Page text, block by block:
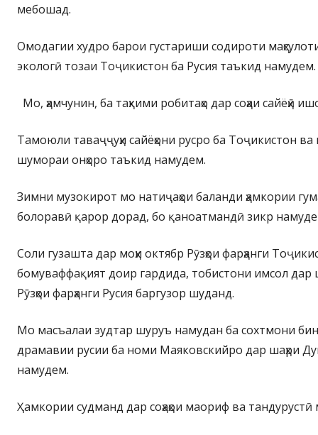
мебошад.
Омодагии худро барои густариши содироти
экологӣ тозаи Тоҷикистон ба Русия таъкид намудем.
Мо, ҳамчунин, ба таҳкими робитаҳо дар соҳаи сайёҳӣ
Тамоюли таваҷҷуҳи сайёҳони русро ба Тоҷикистон
шумораи онҳоро таъкид намудем.
Зимни музокирот мо натиҷаҳои баланди ҳамкории
болоравӣ қарор дорад, бо қаноатмандӣ зикр
Соли гузашта дар моҳи октябр Рӯзҳои фарҳанги
бомуваффақият доир гардида, тобистони имсол дар
Рӯзҳои фарҳанги Русия баргузор шуданд.
Мо масъалаи зудтар шуруъ намудан ба сохтмони
драмавии русии ба номи Маяковскийро дар шаҳри
намудем.
Ҳамкории судманд дар соҳаҳои маориф ва тандурустӣ